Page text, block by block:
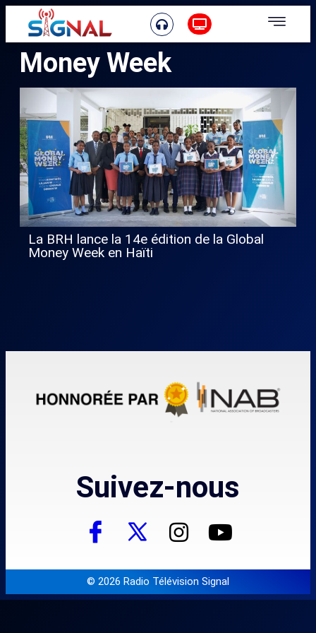
Money Week
La BRH lance la 14e édition de la Global
Money Week en Haïti
Suivez-nous
© 2026 Radio Télévision Signal